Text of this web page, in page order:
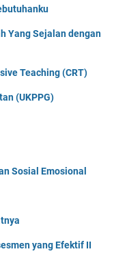
Yang Sejalan dengan
Teaching (CRT)
(UKPPG)
Sosial Emosional
yang Efektif II